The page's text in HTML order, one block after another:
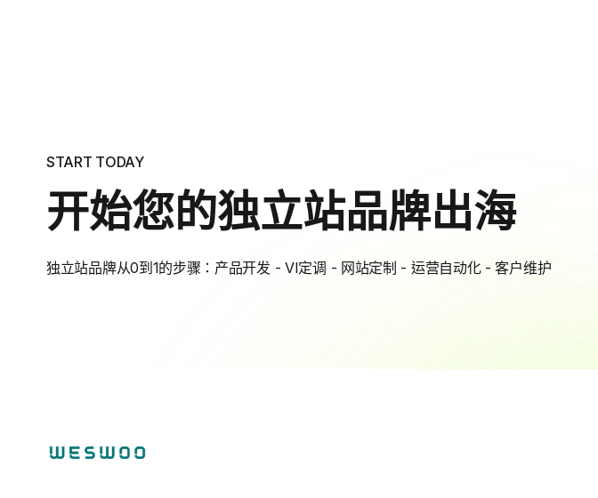
START TODAY
开始您的独立站品牌出海
独立站品牌从0到1的步骤：产品开发 - VI定调 - 网站定制 - 运营自动化 - 客户维护